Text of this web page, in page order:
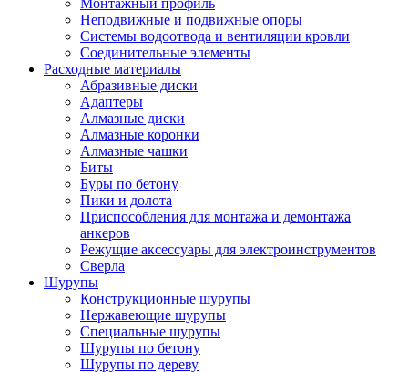
Монтажный профиль
Неподвижные и подвижные опоры
Системы водоотвода и вентиляции кровли
Соединительные элементы
Расходные материалы
Абразивные диски
Адаптеры
Алмазные диски
Алмазные коронки
Алмазные чашки
Биты
Буры по бетону
Пики и долота
Приспособления для монтажа и демонтажа
анкеров
Режущие аксессуары для электроинструментов
Сверла
Шурупы
Конструкционные шурупы
Нержавеющие шурупы
Специальные шурупы
Шурупы по бетону
Шурупы по дереву